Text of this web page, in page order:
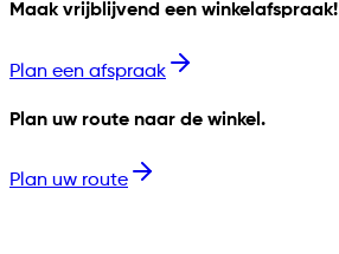
Maak vrijblijvend een winkelafspraak!
Plan een afspraak
Plan uw route naar de winkel.
Plan uw route